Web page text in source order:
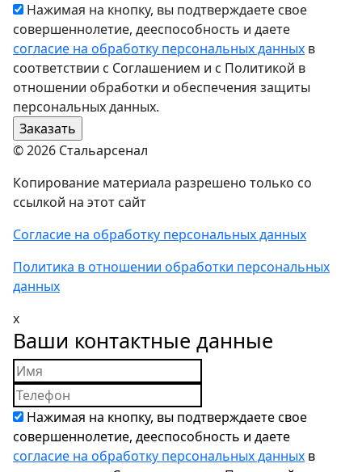
Нажимая на кнопку, вы подтверждаете свое
совершеннолетие, дееспособность и даете
согласие на обработку персональных данных в
соответствии с Соглашением и с Политикой в
отношении обработки и обеспечения защиты
персональных данных.
© 2026 Стальарсенал
Копирование материала разрешено только со
ссылкой на этот сайт
Согласие на обработку персональных данных
Политика в отношении обработки персональных
данных
x
Ваши контактные данные
Нажимая на кнопку, вы подтверждаете свое
совершеннолетие, дееспособность и даете
согласие на обработку персональных данных в